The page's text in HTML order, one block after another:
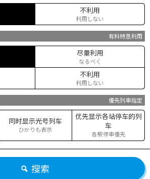
不利用
利用しない
有料特急利用
尽量利用
なるべく
不利用
利用しない
優先列車指定
同时显示光号列车
ひかりも表示
优先显示各站停车的列
车
各駅停車優先
搜索